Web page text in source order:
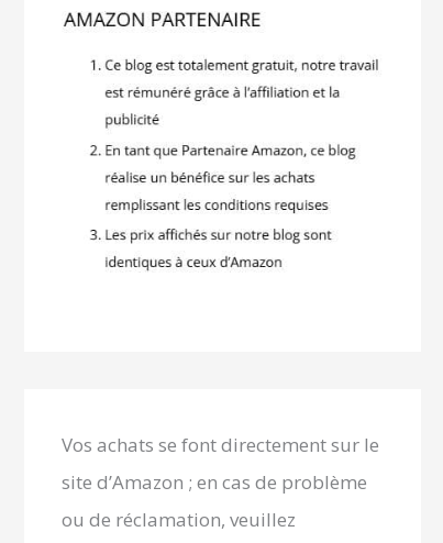
Vos achats se font directement sur le
site d’Amazon ; en cas de problème
ou de réclamation, veuillez